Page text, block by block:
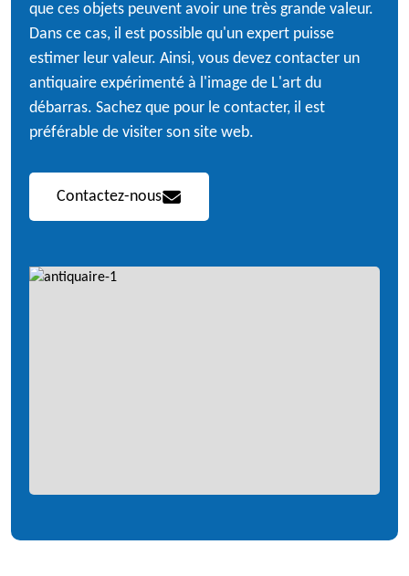
que ces objets peuvent avoir une très grande valeur.
Dans ce cas, il est possible qu'un expert puisse
estimer leur valeur. Ainsi, vous devez contacter un
antiquaire expérimenté à l'image de L'art du
débarras. Sachez que pour le contacter, il est
préférable de visiter son site web.
Contactez-nous